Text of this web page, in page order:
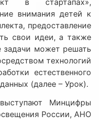
в стартапах»,
внимания детей к
предоставление
свои идеи, а также
задачи может решать
технологий
естественного
(далее – Урок).
Минцифры
России, АНО